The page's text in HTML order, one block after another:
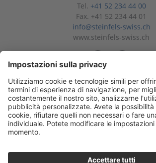
Tel. +41 52 234 44 00
Fax. +41 52 234 44 01
info@steinfels-swiss.ch
www.steinfels-swiss.ch